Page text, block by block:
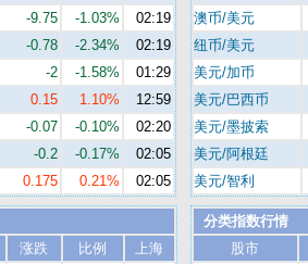
-9.75 -1.03%
02:19
-0.78 -2.34%
02:19
-2 -1.58%
01:29
0.15 1.10%
12:59
-0.07 -0.10%
02:20
-0.2 -0.17%
02:05
0.175 0.21% 02:05
澳币/美元
纽币/美元
美元/加币
美元/巴西币
美元/墨披索
美元/阿根廷
美元/智利
涨跌 比例
上海
分类指数行情
股市